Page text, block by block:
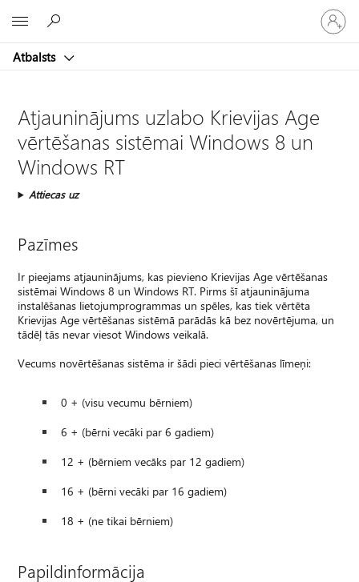
Atbalsts
savā
kontā
Atjauninājums uzlabo Krievijas Age
vērtēšanas sistēmai Windows 8 un
Windows RT
Attiecas uz
Pazīmes
Ir pieejams atjauninājums, kas pievieno Krievijas Age vērtēšanas
sistēmai Windows 8 un Windows RT. Pirms šī atjauninājuma
instalēšanas lietojumprogrammas un spēles, kas tiek vērtēta
Krievijas Age vērtēšanas sistēmā parādās kā bez novērtējuma, un
tādēļ tās nevar viesot Windows veikalā.
Vecums novērtēšanas sistēma ir šādi pieci vērtēšanas līmeņi:
0 + (visu vecumu bērniem)
6 + (bērni vecāki par 6 gadiem)
12 + (bērniem vecāks par 12 gadiem)
16 + (bērni vecāki par 16 gadiem)
18 + (ne tikai bērniem)
Papildinformācija